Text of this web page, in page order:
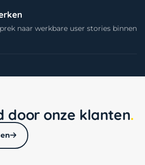
naar werkbare user stories binnen
door onze klanten